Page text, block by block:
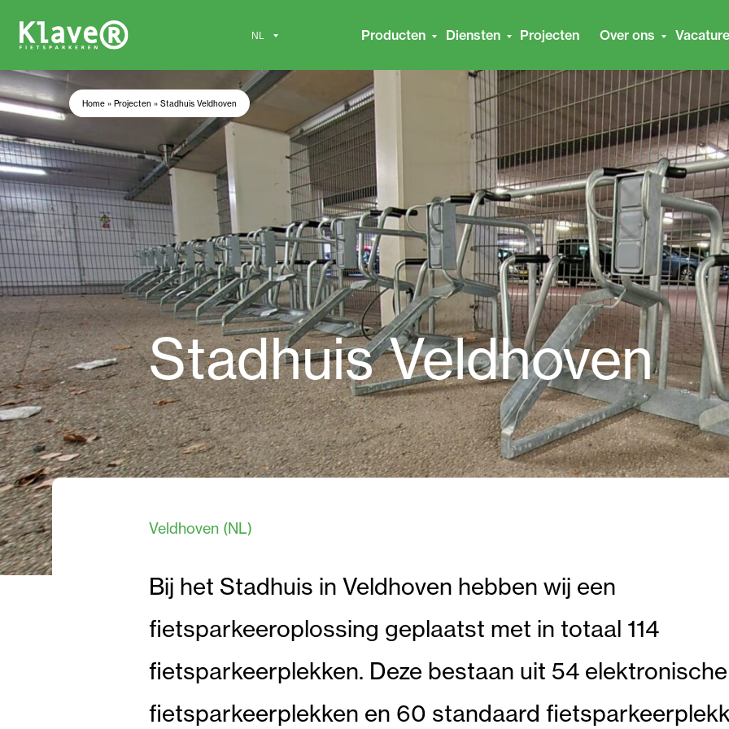
Producten Diensten Projecten Over ons
Home » Projecten » Stadhuis Veldhoven
Stadhuis Veldhoven
Veldhoven (NL)
Bij het Stadhuis in Veldhoven hebben wij een
fietsparkeeroplossing geplaatst met in totaal 114
fietsparkeerplekken. Deze bestaan uit 54 elektronische
fietsparkeerplekken en 60 standaard